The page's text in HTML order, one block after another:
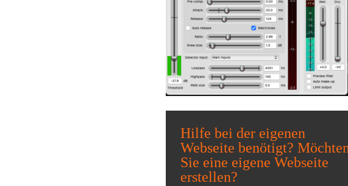
Hilfe bei der eigenen
Webseite benötigt?
Sie eine eigene Webseite
erstellen?